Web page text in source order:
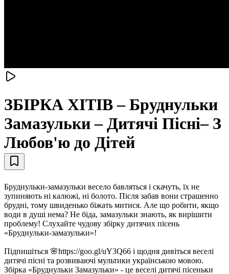
ЗБІРКА ХІТІВ – Бруднульки
Замазульки – Дитячі Пісні– З
Любов'ю до Дітей
Бруднульки-замазульки весело бавляться і скачуть, їх не
зупиняють ні калюжі, ні болото. Після забав вони страшенно
брудні, тому швиденько біжать митися. Але що робити, якщо
води в душі нема? Не біда, замазульки знають, як вирішити
проблему! Слухайте чудову збірку дитячих пісень
«Бруднульки-замазульки»!
Підпишіться 🌸https://goo.gl/uY3Q66 і щодня дивіться веселі
дитячі пісні та розвиваючі мультики українською мовою.
Збірка «Бруднульки Замазульки» - це веселі дитячі пісеньки